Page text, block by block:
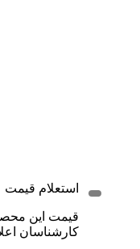
استعلام قیمت
قیمت این
کارشناسان